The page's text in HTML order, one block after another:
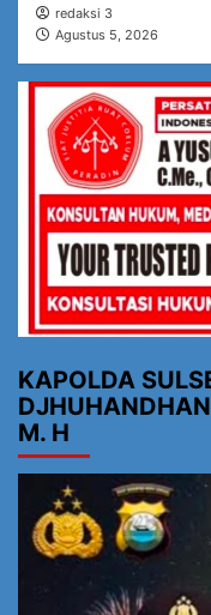
redaksi 3
Agustus 5, 2026
KAPOLDA
M. H